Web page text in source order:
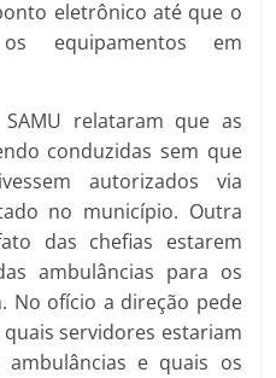
eletrônico até que o
equipamentos em
relataram que as
conduzidas sem que
autorizados via
no município. Outra
das chefias estarem
ambulâncias para os
No ofício a direção pede
servidores estariam
e quais os